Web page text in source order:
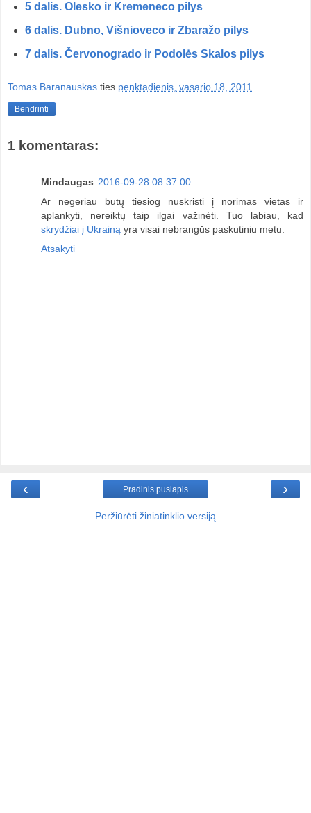
5 dalis. Olesko ir Kremeneco pilys
6 dalis. Dubno, Višnioveco ir Zbaražo pilys
7 dalis. Červonogrado ir Podolės Skalos pilys
Tomas Baranauskas ties penktadienis, vasario 18, 2011
Bendrinti
1 komentaras:
Mindaugas 2016-09-28 08:37:00
Ar negeriau būtų tiesiog nuskristi į norimas vietas ir
aplankyti, nereiktų taip ilgai važinėti. Tuo labiau, kad
skrydžiai į Ukrainą yra visai nebrangūs paskutiniu metu.
Atsakyti
‹ ›
Pradinis puslapis
Peržiūrėti žiniatinklio versiją